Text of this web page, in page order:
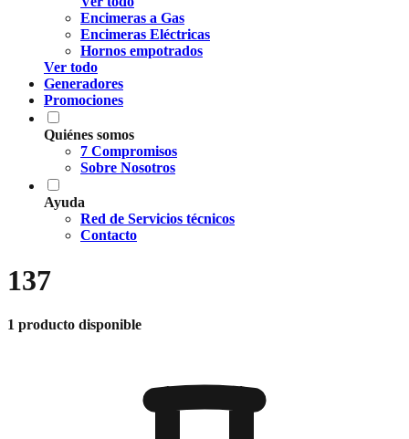
Encimeras a Gas
Encimeras Eléctricas
Hornos empotrados
Ver todo
Generadores
Promociones
Quiénes somos
7 Compromisos
Sobre Nosotros
Ayuda
Red de Servicios técnicos
Contacto
137
1 producto disponible